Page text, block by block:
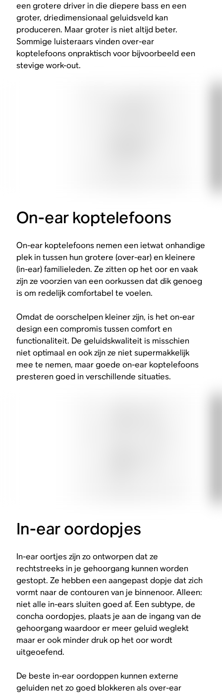
een grotere driver in die diepere bass en een
groter, driedimensionaal geluidsveld kan
produceren. Maar groter is niet altijd beter.
Sommige luisteraars vinden over-ear
koptelefoons onpraktisch voor bijvoorbeeld een
stevige work-out.
On-ear koptelefoons
On-ear koptelefoons nemen een ietwat onhandige
plek in tussen hun grotere (over-ear) en kleinere
(in-ear) familieleden. Ze zitten op het oor en vaak
zijn ze voorzien van een oorkussen dat dik genoeg
is om redelijk comfortabel te voelen.
Omdat de oorschelpen kleiner zijn, is het on-ear
design een compromis tussen comfort en
functionaliteit. De geluidskwaliteit is misschien
niet optimaal en ook zijn ze niet supermakkelijk
mee te nemen, maar goede on-ear koptelefoons
presteren goed in verschillende situaties.
In-ear oordopjes
In-ear oortjes zijn zo ontworpen dat ze
rechtstreeks in je gehoorgang kunnen worden
gestopt. Ze hebben een aangepast dopje dat zich
vormt naar de contouren van je binnenoor. Alleen:
niet alle in-ears sluiten goed af. Een subtype, de
concha oordopjes, plaats je aan de ingang van de
gehoorgang waardoor er meer geluid weglekt
maar er ook minder druk op het oor wordt
uitgeoefend.
De beste in-ear oordoppen kunnen externe
geluiden net zo goed blokkeren als over-ear